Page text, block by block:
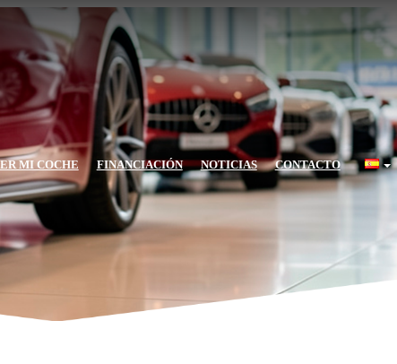
MI COCHE FINANCIACIÓN NOTICIAS CONTACTO